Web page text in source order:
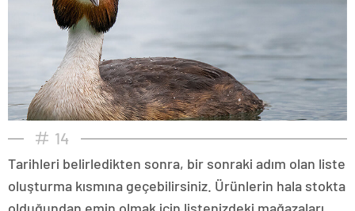
14
Tarihleri belirledikten sonra, bir sonraki adım olan liste
oluşturma kısmına geçebilirsiniz. Ürünlerin hala stokta